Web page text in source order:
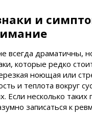
и
всегда драматичны,
которые редко
ноющая или
и теплота вокруг
Если несколько таких
записаться к